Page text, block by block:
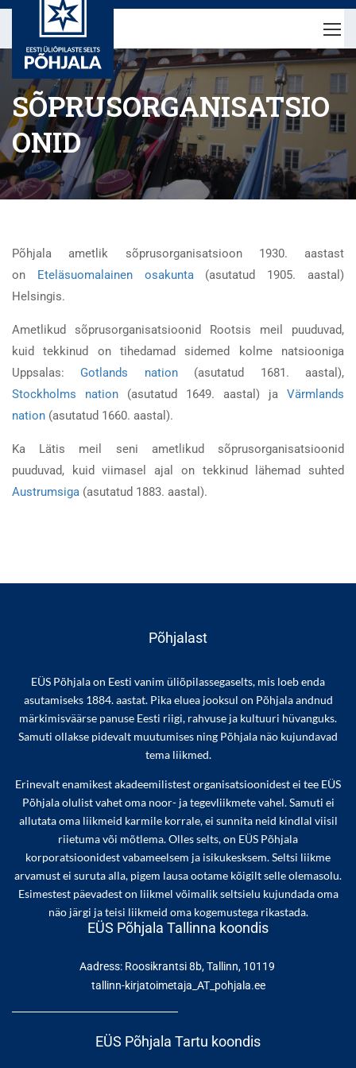
SÕPRUSORGANISATSIO
ONID
Põhjala ametlik sõprusorganisatsioon 1930. aastast
on Eteläsuomalainen osakunta(asutatud 1905. aastal)
Helsingis.
Ametlikud sõprusorganisatsioonid Rootsis meil puuduvad,
kuid tekkinud on tihedamad sidemed kolme natsiooniga
Uppsalas: Gotlands nation(asutatud 1681. aastal),
Stockholms nation (asutatud 1649. aastal) ja Värmlands
nation (asutatud 1660. aastal).
Ka Lätis meil seni ametlikud sõprusorganisatsioonid
puuduvad, kuid viimasel ajal on tekkinud lähemad suhted
Austrumsiga (asutatud 1883. aastal).
Põhjalast
EÜS Põhjala on Eesti vanim üliõpilassegaselts, mis loeb enda
asutamiseks 1884. aastat. Pika eluea jooksul on Põhjala andnud
märkimisväärse panuse Eesti riigi, rahvuse ja kultuuri hüvanguks.
Samuti ollakse pidevalt muutumises ning Põhjala näo kujundavad
tema liikmed.
Erinevalt enamikest akadeemilistest organisatsioonidest ei tee EÜS
Põhjala olulist vahet oma noor- ja tegevliikmete vahel. Samuti ei
allutata oma liikmeid karmile korrale, ei sunnita neid kindlal viisil
riietuma või mõtlema. Olles selts, on EÜS Põhjala
korporatsioonidest vabameelsem ja isikukesksem. Seltsi liikme
arvamust ei suruta alla, pigem lausa ootame kõigilt selle olemasolu.
Esimestest päevadest on liikmel võimalik seltsielu kujundada oma
näo järgi ja teisi liikmeid oma kogemustega rikastada.
EÜS Põhjala Tallinna koondis
Aadress: Roosikrantsi 8b, Tallinn, 10119
tallinn-kirjatoimetaja_AT_pohjala.ee
EÜS Põhjala Tartu koondis